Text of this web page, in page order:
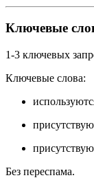
Ключевые
1-3 ключевых
Ключевые слова:
Без переспама.